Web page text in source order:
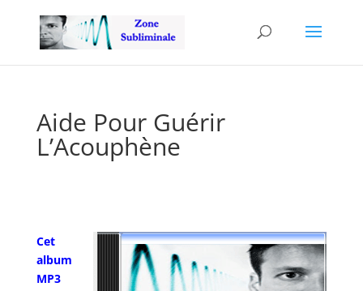
Aide Pour Guérir
L’Acouphène
Cet
album
MP3